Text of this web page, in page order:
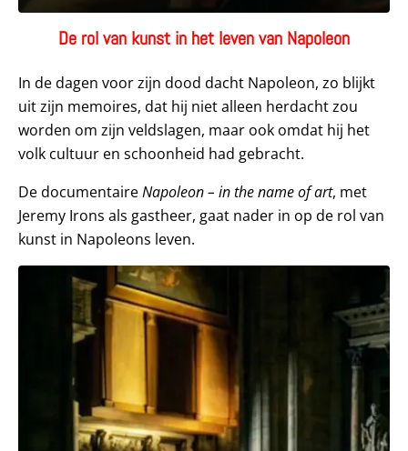
De rol van kunst in het leven van Napoleon
In de dagen voor zijn dood dacht Napoleon, zo blijkt
uit zijn memoires, dat hij niet alleen herdacht zou
worden om zijn veldslagen, maar ook omdat hij het
volk cultuur en schoonheid had gebracht.
De documentaireNapoleon – in the name of art, met
Jeremy Irons als gastheer, gaat nader in op de rol van
kunst in Napoleons leven.